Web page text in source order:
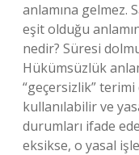
anlamına gelmez.
eşit olduğu
nedir? Süresi
Hükümsüzlük
“geçersizlik”
kullanılabilir ve
durumları ifade
eksikse, o yasal